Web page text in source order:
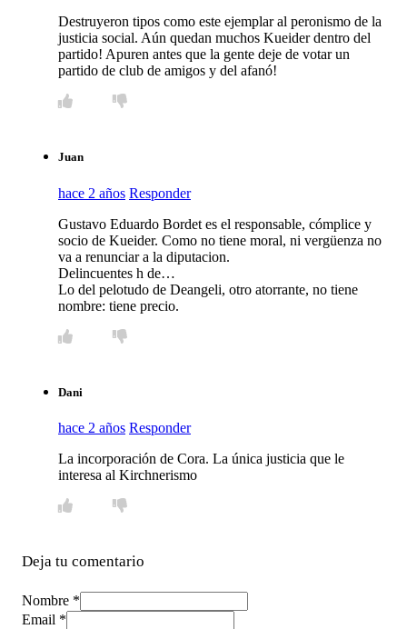
Destruyeron tipos como este ejemplar al peronismo de la
justicia social. Aún quedan muchos Kueider dentro del
partido! Apuren antes que la gente deje de votar un
partido de club de amigos y del afanó!
Juan
hace 2 años Responder
Gustavo Eduardo Bordet es el responsable, cómplice y
socio de Kueider. Como no tiene moral, ni vergüenza no
va a renunciar a la diputacion.
Delincuentes h de…
Lo del pelotudo de Deangeli, otro atorrante, no tiene
nombre: tiene precio.
Dani
hace 2 años Responder
La incorporación de Cora. La única justicia que le
interesa al Kirchnerismo
Deja tu comentario
Nombre *
Email *